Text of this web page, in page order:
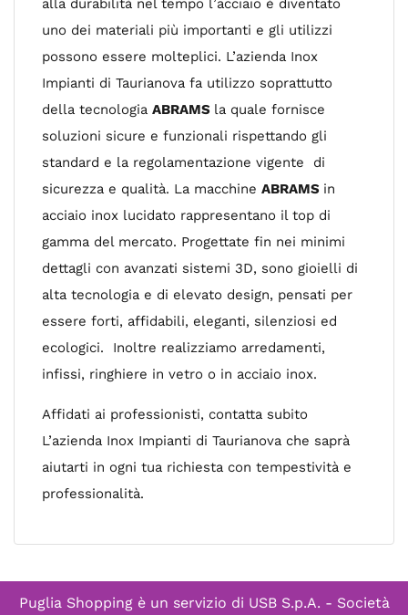
alla durabilità nel tempo l’acciaio è diventato
uno dei materiali più importanti e gli utilizzi
possono essere molteplici. L’azienda Inox
Impianti di Taurianova fa utilizzo soprattutto
della tecnologia ABRAMS la quale fornisce
soluzioni sicure e funzionali rispettando gli
standard e la regolamentazione vigente di
sicurezza e qualità. La macchine ABRAMS in
acciaio inox lucidato rappresentano il top di
gamma del mercato. Progettate fin nei minimi
dettagli con avanzati sistemi 3D, sono gioielli di
alta tecnologia e di elevato design, pensati per
essere forti, affidabili, eleganti, silenziosi ed
ecologici. Inoltre realizziamo arredamenti,
infissi, ringhiere in vetro o in acciaio inox.
Affidati ai professionisti, contatta subito
L’azienda Inox Impianti di Taurianova che saprà
aiutarti in ogni tua richiesta con tempestività e
professionalità.
Puglia Shopping è un servizio di USB S.p.A. - Società